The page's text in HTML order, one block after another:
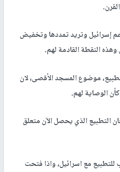
إسرائيل وتريد تمددها وتخفيض
النقطة القادمة لهم.
موضوع المسجد الأقصى، لان
الوصاية لهم.
التطبيع الذي يحصل الآن متعلق
مع اسرائيل، واذا فتحت